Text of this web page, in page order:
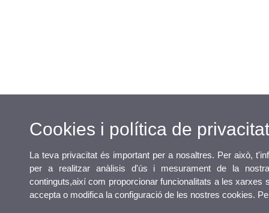
Cookies i política de
La teva privacitat és important per a nosaltres. Per això,
per a realitzar anàlisis d'ús i mesurament de la
continguts,així com proporcionar funcionalitats a les xarxes
accepta o modifica la configuració de les nostres cookies.